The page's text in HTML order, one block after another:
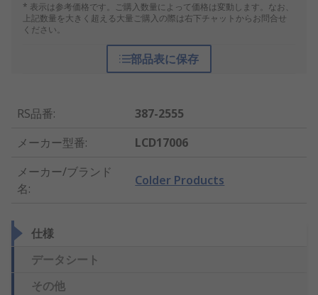
* 表示は参考価格です。ご購入数量によって価格は変動します。なお、
上記数量を大きく超える大量ご購入の際は右下チャットからお問合せ
ください。
部品表に保存
RS品番:
387-2555
メーカー型番:
LCD17006
メーカー/ブランド
名:
Colder Products
仕様
データシート
その他